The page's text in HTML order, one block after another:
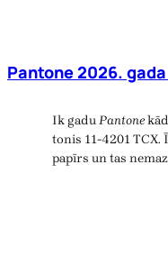
Pantone 2026.
Ik gaduPantone
tonis 11-4201
papīrs un tas